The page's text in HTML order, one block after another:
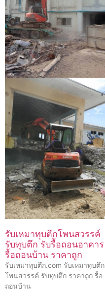
รับเหมาทุบตึกโพนสวรรค์
รับทุบตึก รับรื้อถอนอาคาร
รื้อถอนบ้าน ราคาถูก
รับเหมาทุบตึก.com รับเหมาทุบตึก
โพนสวรรค์ รับทุบตึก ราคาถูก รื้อ
ถอนบ้าน